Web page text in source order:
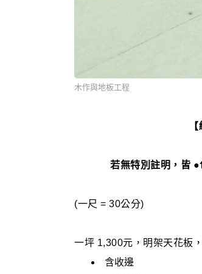
木作與地板工程
若無特別註明，皆
(一尺 = 30公分)
一坪 1,300元，明架天花板
含收邊